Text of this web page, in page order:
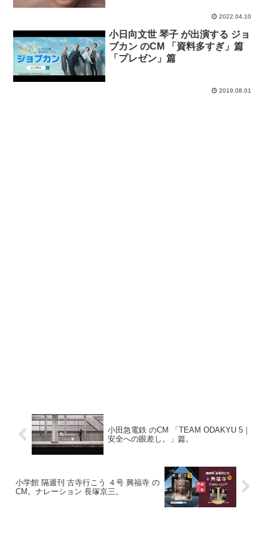
「約7割が興味あるみたい」篇。
2022.04.10
小日向文世 琴子 が出演する ジョ
ブカン のCM 「資料多すぎ」篇
「プレゼン」篇
2019.08.01
小田急電鉄 のCM 「TEAM ODAKYU 5｜
安全への眼差し。」篇。
小学館 隔週刊 古寺行こう ４号 興福寺 の
CM。ナレーション 長塚京三。